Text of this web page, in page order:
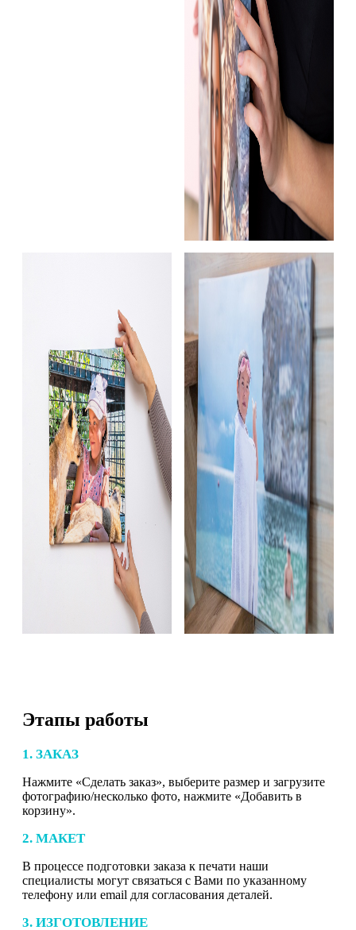
Этапы работы
1. ЗАКАЗ
Нажмите «Сделать заказ», выберите размер и загрузите
фотографию/несколько фото, нажмите «Добавить в
корзину».
2. МАКЕТ
В процессе подготовки заказа к печати наши
специалисты могут связаться с Вами по указанному
телефону или email для согласования деталей.
3. ИЗГОТОВЛЕНИЕ